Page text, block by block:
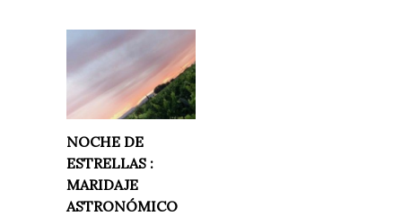
NOCHE DE
ESTRELLAS :
MARIDAJE
ASTRONÓMICO